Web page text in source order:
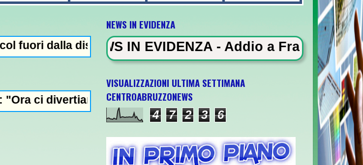
minorenni intossicati a Pescara - Il vento riaccende il
in staffetta"- L'Italia U21 il 5 ottobre a Pescara l'ultima gara di
NEWS IN EVIDENZA
IN EVIDENZA - Addio a Francesco Guccini, il
VISUALIZZAZIONI ULTIMA SETTIMANA
CENTROABRUZZONEWS
4 7 2 3 6